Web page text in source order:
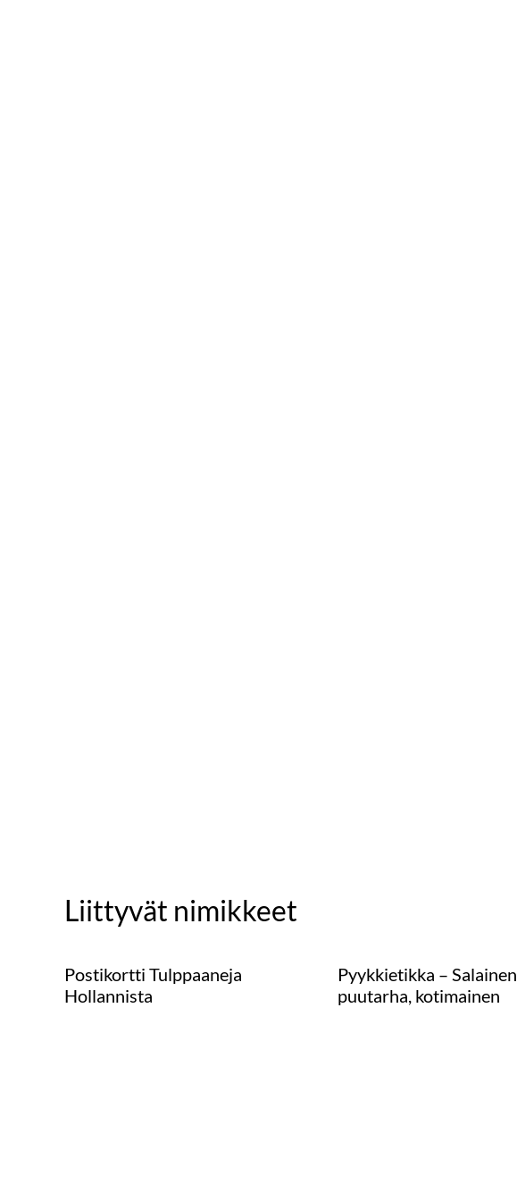
Liittyvät nimikkeet
Postikortti Tulppaaneja
Hollannista
Pyykkietikka – Salainen
puutarha, kotimainen